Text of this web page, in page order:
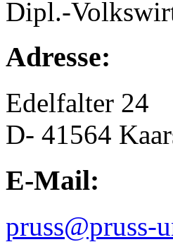
Dipl.-
Adresse:
Edelfalter 24
D- 41564
E-Mail:
pruss@pruss-